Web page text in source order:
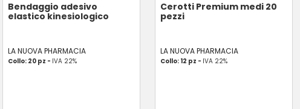
Bendaggio adesivo
elastico kinesiologico
LA NUOVA PHARMACIA
Collo: 20 pz - IVA 22%
Cerotti Premium medi 20
pezzi
LA NUOVA PHARMACIA
Collo: 12 pz - IVA 22%